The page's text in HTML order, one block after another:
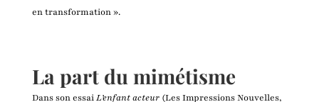
en transformation ».
La part du mimétisme
Dans son essaiL’enfant acteur(Les Impressions Nouvelles,